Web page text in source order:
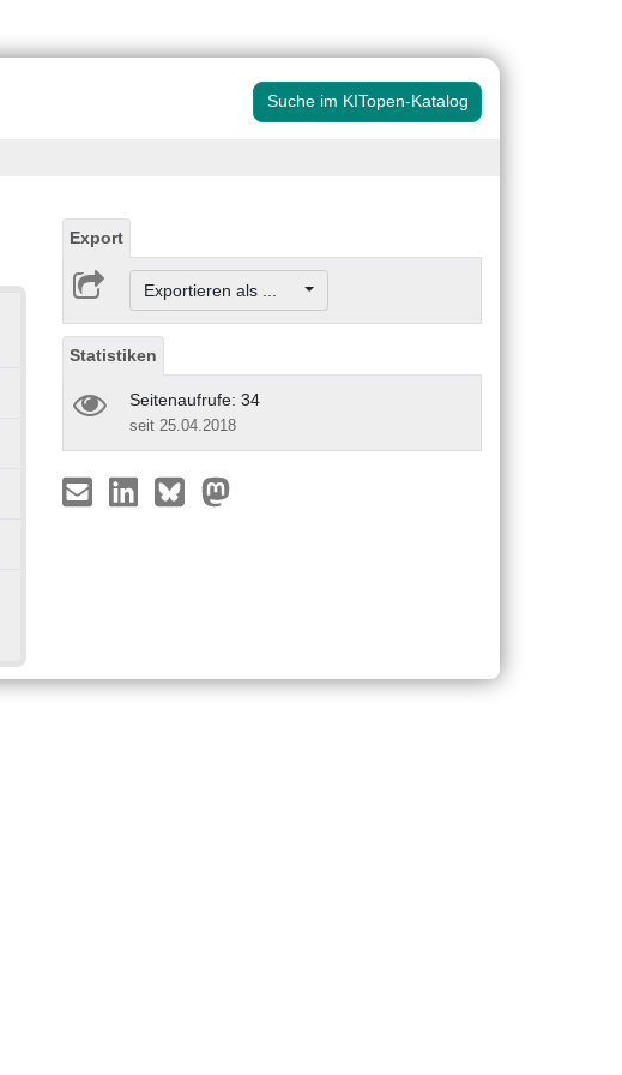
Suche im KITopen-Katalog
Export
Exportieren als ...
Statistiken
Seitenaufrufe: 34
seit 25.04.2018